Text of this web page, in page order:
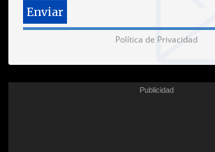
Política de Privacidad